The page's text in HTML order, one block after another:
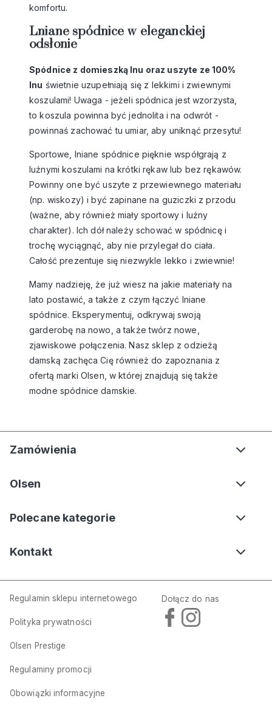
komfortu.
Lniane spódnice w eleganckiej
odsłonie
Spódnice z domieszką lnu oraz uszyte ze 100%
lnu świetnie uzupełniają się z lekkimi i zwiewnymi
koszulami! Uwaga - jeżeli spódnica jest wzorzysta,
to koszula powinna być jednolita i na odwrót -
powinnaś zachować tu umiar, aby uniknąć przesytu!
Sportowe, lniane spódnice pięknie współgrają z
luźnymi koszulami na krótki rękaw lub bez rękawów.
Powinny one być uszyte z przewiewnego materiału
(np. wiskozy) i być zapinane na guziczki z przodu
(ważne, aby również miały sportowy i luźny
charakter). Ich dół należy schować w spódnicę i
trochę wyciągnąć, aby nie przylegał do ciała.
Całość prezentuje się niezwykle lekko i zwiewnie!
Mamy nadzieję, że już wiesz na jakie materiały na
lato postawić, a także z czym łączyć lniane
spódnice. Eksperymentuj, odkrywaj swoją
garderobę na nowo, a także twórz nowe,
zjawiskowe połączenia. Naszsklep z odzieżą
damską zachęca Cię również do zapoznania z
ofertą marki Olsen, w której znajdują się także
modne spódnice damskie.
Zamówienia
Olsen
Polecane kategorie
Kontakt
Regulamin sklepu internetowego
Polityka prywatności
Olsen Prestige
Regulaminy promocji
Obowiązki informacyjne
Dołącz do nas